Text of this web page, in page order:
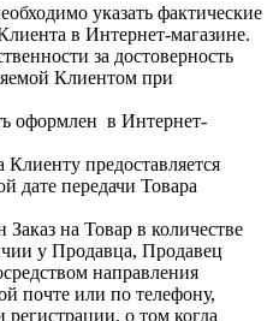
указать фактические
в Интернет-магазине.
за достоверность
Клиентом при
оформлен в Интернет-
предоставляется
дате передачи Товара
на Товар в количестве
у Продавца, Продавец
направления
почте или по телефону,
о том когда